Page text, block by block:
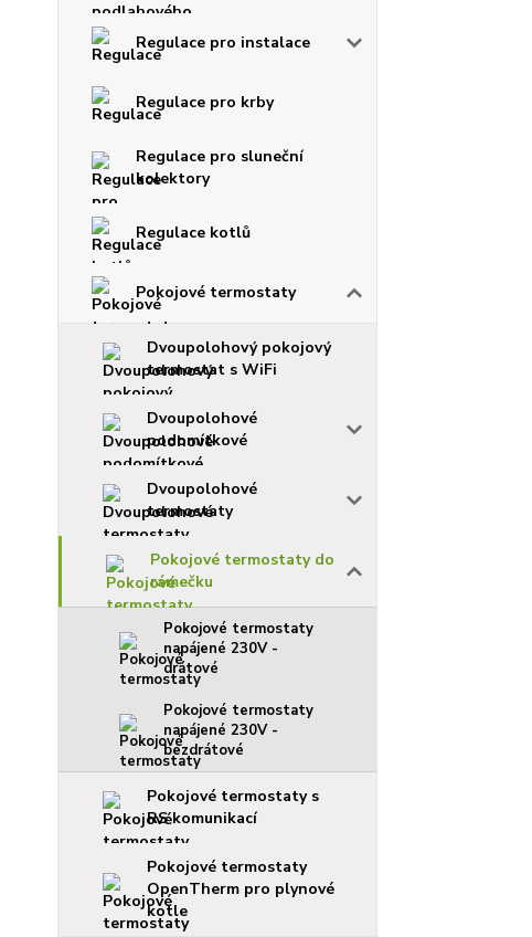
Regulace pro instalace
Regulace pro krby
Regulace pro sluneční
kolektory
Regulace kotlů
Pokojové termostaty
Dvoupolohový pokojový
termostat s WiFi
Dvoupolohové
podomítkové
Dvoupolohové
termostaty
Pokojové termostaty do
rámečku
Pokojové termostaty
napájené 230V -
drátové
Pokojové termostaty
napájené 230V -
bezdrátové
Pokojové termostaty s
RS komunikací
Pokojové termostaty
OpenTherm pro plynové
kotle